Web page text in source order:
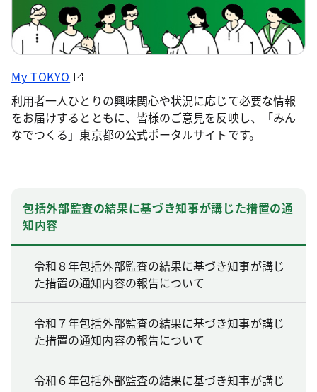
My TOKYO
利用者一人ひとりの興味関心や状況に応じて必要な情報
をお届けするとともに、皆様のご意見を反映し、「みん
なでつくる」東京都の公式ポータルサイトです。
包括外部監査の結果に基づき知事が講じた措置の通
知内容
令和８年包括外部監査の結果に基づき知事が講じ
た措置の通知内容の報告について
令和７年包括外部監査の結果に基づき知事が講じ
た措置の通知内容の報告について
令和６年包括外部監査の結果に基づき知事が講じ